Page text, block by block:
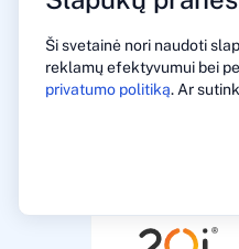
Ši svetainė nori naudoti
reklamų efektyvumui bei
privatumo politiką. Ar